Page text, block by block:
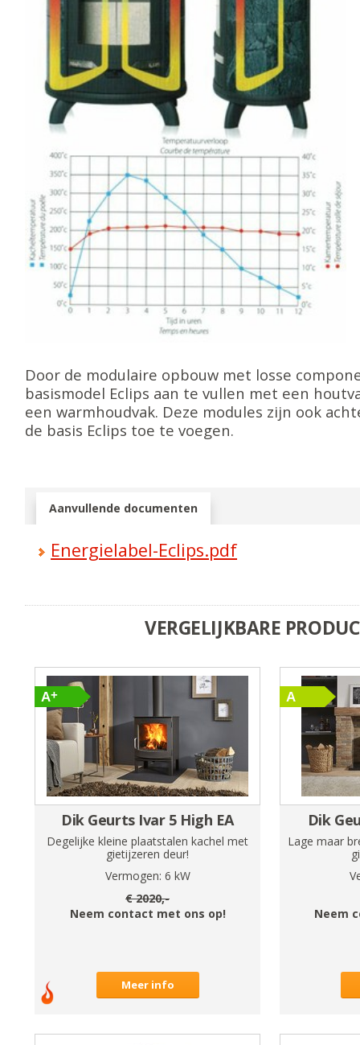
Door de modulaire opbouw met losse
basismodel Eclips aan te vullen met een
een warmhoudvak. Deze modules zijn ook
de basis Eclips toe te voegen.
Aanvullende documenten
Energielabel-Eclips.pdf
VERGELIJKBARE
Dik Geurts Ivar 5 High EA
Degelijke kleine plaatstalen kachel met
gietijzeren deur!
Vermogen: 6 kW
€2020,-
Neem contact met ons op!
Meer info
Dik
Lage maar
Neem